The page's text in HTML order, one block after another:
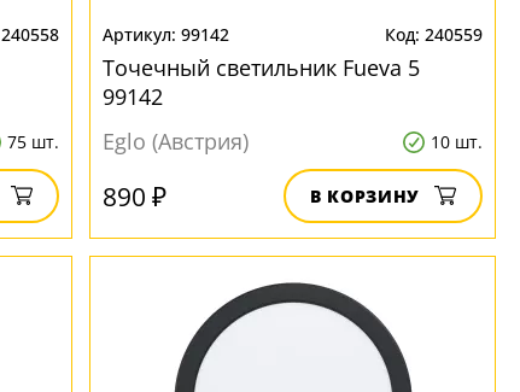
240558
75 шт.
99142 240559
Точечный светильник Fueva 5
99142
Eglo (Австрия)
10 шт.
890 ₽ В КОРЗИНУ